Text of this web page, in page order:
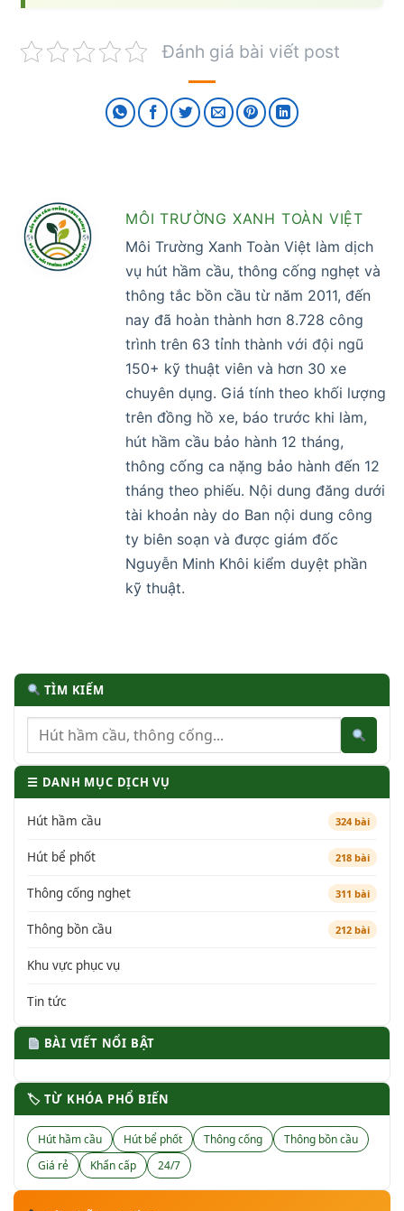
Đánh giá bài viết post
MÔI TRƯỜNG XANH TOÀN VIỆT
Môi Trường Xanh Toàn Việt làm dịch
vụ hút hầm cầu, thông cống nghẹt và
thông tắc bồn cầu từ năm 2011, đến
nay đã hoàn thành hơn 8.728 công
trình trên 63 tỉnh thành với đội ngũ
150+ kỹ thuật viên và hơn 30 xe
chuyên dụng. Giá tính theo khối lượng
trên đồng hồ xe, báo trước khi làm,
hút hầm cầu bảo hành 12 tháng,
thông cống ca nặng bảo hành đến 12
tháng theo phiếu. Nội dung đăng dưới
tài khoản này do Ban nội dung công
ty biên soạn và được giám đốc
Nguyễn Minh Khôi kiểm duyệt phần
kỹ thuật.
TÌM KIẾM
☰ DANH MỤC DỊCH VỤ
Hút hầm cầu 324 bài
Hút bể phốt 218 bài
Thông cống nghẹt 311 bài
Thông bồn cầu 212 bài
Khu vực phục vụ
Tin tức
BÀI VIẾT NỔI BẬT
🏷 TỪ KHÓA PHỔ BIẾN
Hút hầm cầu Hút bể phốt Thông cống
Thông bồn cầu
Giá rẻ
Khẩn cấp 24/7